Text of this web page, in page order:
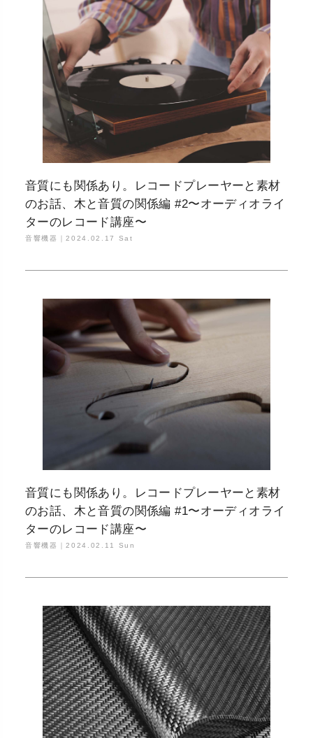
音質にも関係あり。レコードプレーヤーと素材
のお話、木と音質の関係編 #2〜オーディオライ
ターのレコード講座〜
音響機器｜2024.02.17 Sat
音質にも関係あり。レコードプレーヤーと素材
のお話、木と音質の関係編 #1〜オーディオライ
ターのレコード講座〜
音響機器｜2024.02.11 Sun